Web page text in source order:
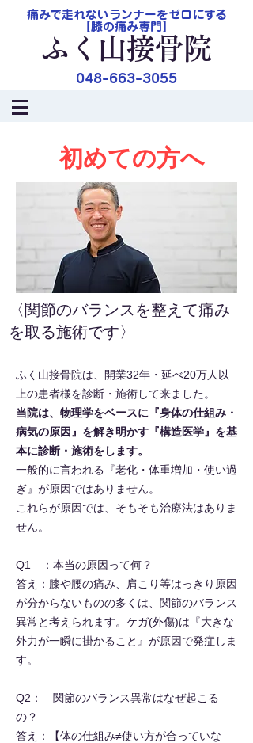
痛みで走れないランナーをゼロにする
​【膝の痛み専門】
ふく山接骨院
048-663-3055
初めての方へ
〈関節のバランスを整えて痛み
を取る施術です〉
ふく山接骨院は、開業32年・延べ20万人以
上の患者様を診断・施術して来ました。
当院は、物理学をベースに『身体の仕組み・
病気の原因』を解き明かす『構造医学』を基
本に診断・施術をします。
一般的に言われる『老化・体重増加・使い過
ぎ』が原因ではありません。
これらが原因では、そもそも治療法はありま
せん。
Q1 ：本当の原因って何？
答え：膝や腰の痛み、肩こり等はっきり原因
が分からないものの多くは、関節のバランス
異常と考えられます。ケガ(外傷)は『大きな
外力が一瞬に掛かること』が原因で発症しま
す。
Q2： 関節のバランス異常はなぜ起こる
の？
答え：【体の仕組み≠使い方が合っていな